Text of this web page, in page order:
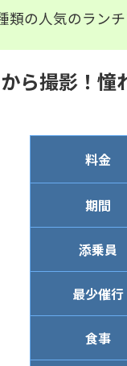
の人気のランチ
ら撮影！憧
料金
期間
添乗員
最少催行
食事